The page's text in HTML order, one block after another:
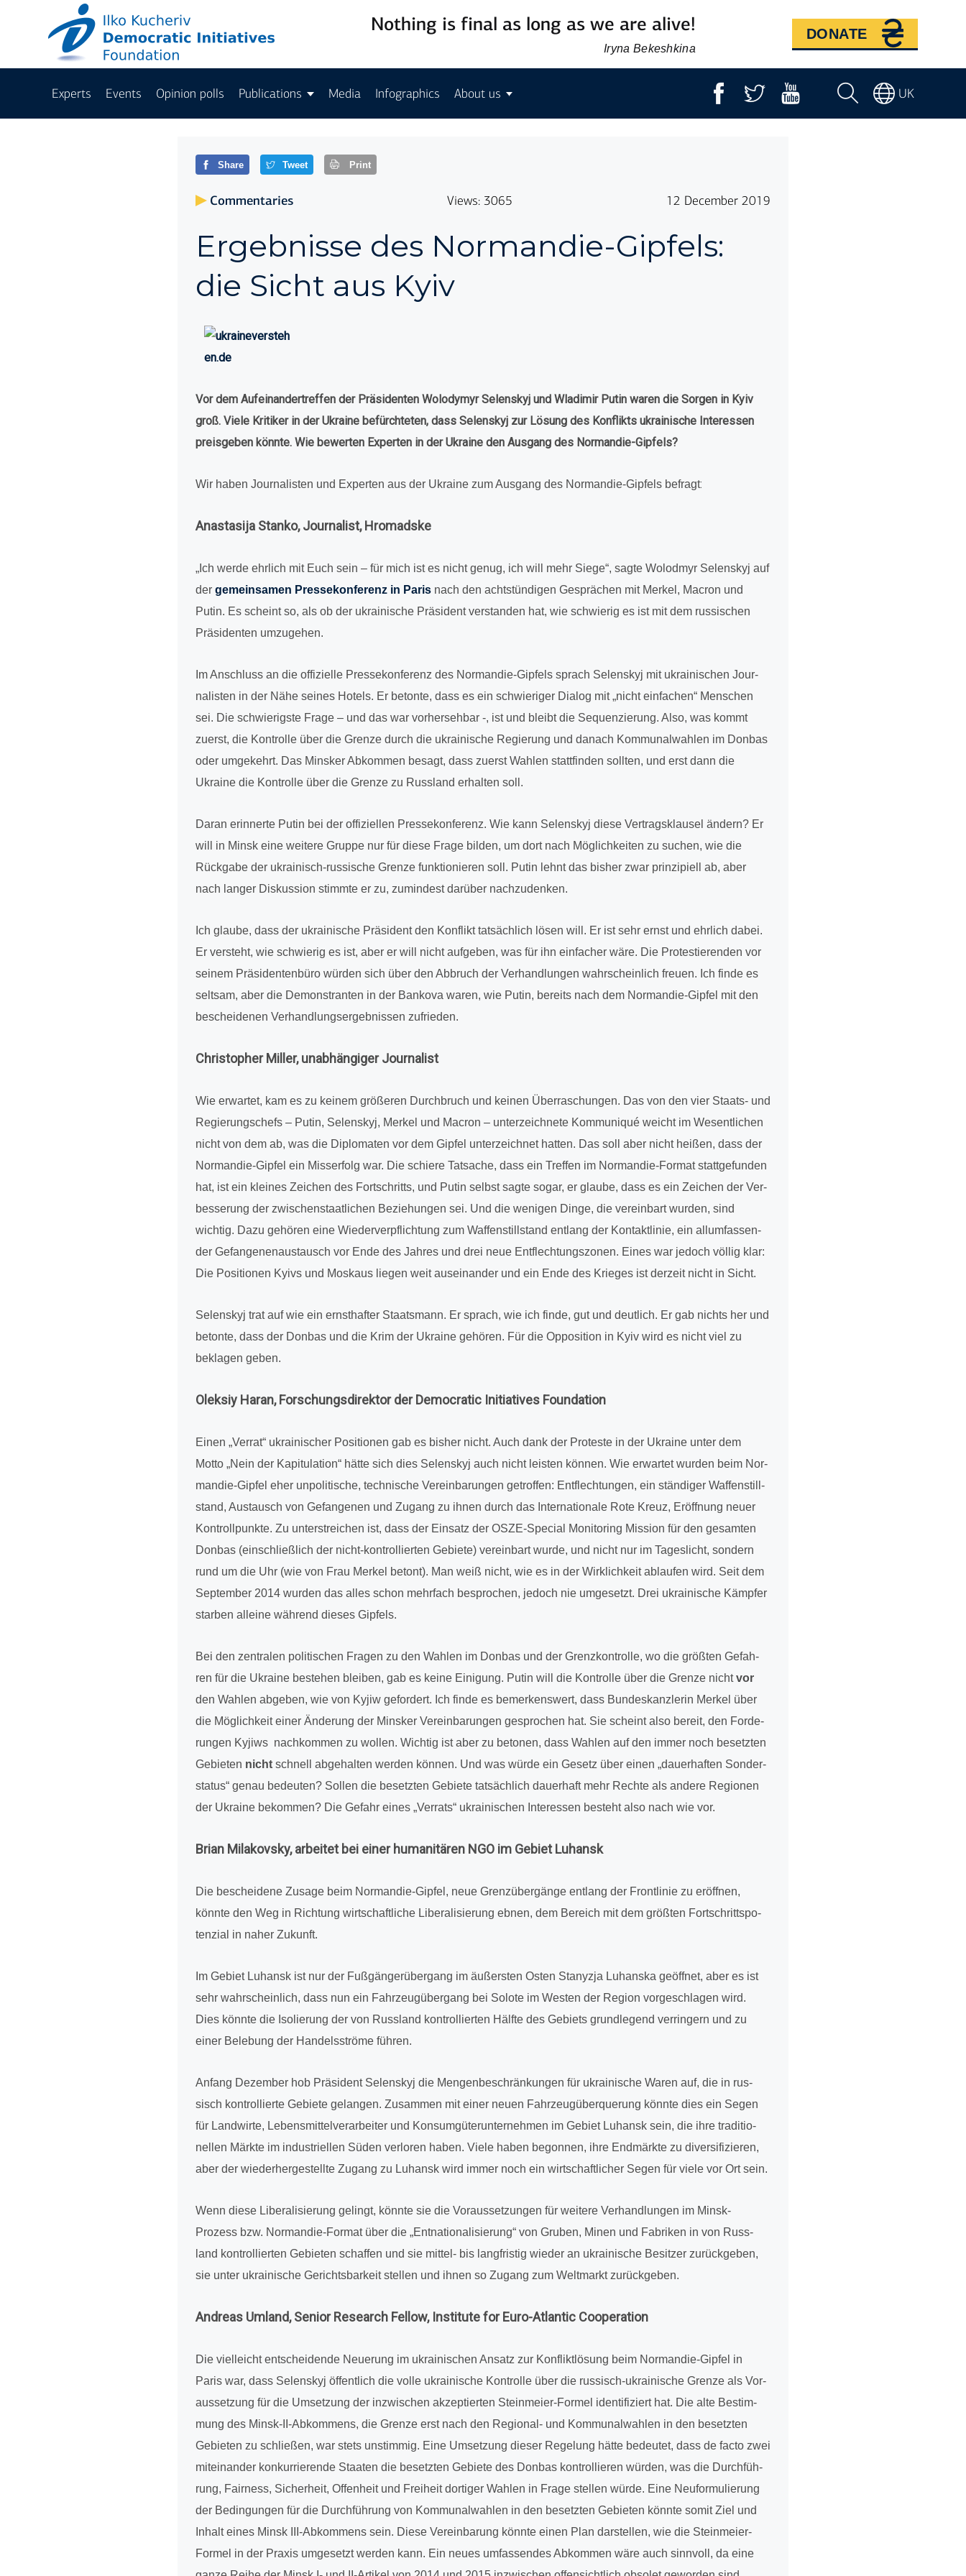
Nothing is final as long as we are alive!
Iryna Bekeshkina
DONATE
Experts Events Opinion polls Publications Media Infographics About us UK
Share Tweet Print
Commentaries Views: 3065 12 December 2019
Ergeb­nisse des Nor­man­die-Gipfels:
die Sicht aus Kyiv
Vor dem Auf­ein­an­der­tref­fen der Prä­si­den­ten Wolo­dy­myr Selen­skyj und Wla­di­mir Putin waren die Sorgen in Kyiv
groß. Viele Kri­ti­ker in der Ukraine befürch­te­ten, dass Selen­skyj zur Lösung des Kon­flikts ukrai­ni­sche Inter­es­sen
preis­ge­ben könnte. Wie bewer­ten Exper­ten in der Ukraine den Ausgang des Nor­man­die-Gipfels?
Wir haben Jour­na­lis­ten und Exper­ten aus der Ukraine zum Ausgang des Nor­man­die-Gipfels befragt:
Ana­sta­sija Stanko, Jour­na­list, Hromadske
„Ich werde ehrlich mit Euch sein – für mich ist es nicht genug, ich will mehr Siege“, sagte Wolod­myr Selen­skyj auf
der gemein­sa­men Pres­se­kon­fe­renz in Paris nach den acht­stün­di­gen Gesprä­chen mit Merkel, Macron und
Putin. Es scheint so, als ob der ukrai­ni­sche Prä­si­dent ver­stan­den hat, wie schwie­rig es ist mit dem rus­si­schen
Prä­si­den­ten umzu­ge­hen.
Im Anschluss an die offi­zi­elle Pres­se­kon­fe­renz des Nor­man­die-Gipfels sprach Selen­skyj mit ukrai­ni­schen Jour­
na­lis­ten in der Nähe seines Hotels. Er betonte, dass es ein schwie­ri­ger Dialog mit „nicht ein­fa­chen“ Men­schen
sei. Die schwie­rigste Frage – und das war vor­her­seh­bar -, ist und bleibt die Sequen­zie­rung. Also, was kommt
zuerst, die Kon­trolle über die Grenze durch die ukrai­ni­sche Regie­rung und danach Kom­mu­nal­wah­len im Donbas
oder umge­kehrt. Das Minsker Abkom­men besagt, dass zuerst Wahlen statt­fin­den sollten, und erst dann die
Ukraine die Kon­trolle über die Grenze zu Russ­land erhal­ten soll.
Daran erin­nerte Putin bei der offi­zi­el­len Pres­se­kon­fe­renz. Wie kann Selen­skyj diese Ver­trags­klau­sel ändern? Er
will in Minsk eine weitere Gruppe nur für diese Frage bilden, um dort nach Mög­lich­kei­ten zu suchen, wie die
Rück­gabe der ukrai­nisch-rus­si­sche Grenze funk­tio­nie­ren soll. Putin lehnt das bisher zwar prin­zi­pi­ell ab, aber
nach langer Dis­kus­sion stimmte er zu, zumin­dest darüber nach­zu­den­ken.
Ich glaube, dass der ukrai­ni­sche Prä­si­dent den Kon­flikt tat­säch­lich lösen will. Er ist sehr ernst und ehrlich dabei.
Er ver­steht, wie schwie­rig es ist, aber er will nicht auf­ge­ben, was für ihn ein­fa­cher wäre. Die Pro­tes­tie­ren­den vor
seinem Prä­si­den­ten­büro würden sich über den Abbruch der Ver­hand­lun­gen wahr­schein­lich freuen. Ich finde es
seltsam, aber die Demons­tran­ten in der Bankova waren, wie Putin, bereits nach dem Nor­man­die-Gipfel mit den
beschei­de­nen Ver­hand­lungs­er­geb­nis­sen zufrie­den.
Chris­to­pher Miller, unab­hän­gi­ger Jour­na­list
Wie erwar­tet, kam es zu keinem grö­ße­ren Durch­bruch und keinen Über­ra­schun­gen. Das von den vier Staats- und
Regie­rungs­chefs – Putin, Selen­skyj, Merkel und Macron – unter­zeich­nete Kom­mu­ni­qué weicht im Wesent­li­chen
nicht von dem ab, was die Diplo­ma­ten vor dem Gipfel unter­zeich­net hatten. Das soll aber nicht heißen, dass der
Nor­man­die-Gipfel ein Miss­erfolg war. Die schiere Tat­sa­che, dass ein Treffen im Nor­man­die-Format statt­ge­fun­den
hat, ist ein kleines Zeichen des Fort­schritts, und Putin selbst sagte sogar, er glaube, dass es ein Zeichen der Ver­
bes­se­rung der zwi­schen­staat­li­chen Bezie­hun­gen sei. Und die wenigen Dinge, die ver­ein­bart wurden, sind
wichtig. Dazu gehören eine Wie­der­ver­pflich­tung zum Waf­fen­still­stand entlang der Kon­takt­li­nie, ein all­um­fas­sen­
der Gefan­ge­nen­aus­tausch vor Ende des Jahres und drei neue Ent­flech­tungs­zo­nen. Eines war jedoch völlig klar:
Die Posi­tio­nen Kyivs und Moskaus liegen weit aus­ein­an­der und ein Ende des Krieges ist derzeit nicht in Sicht.
Selen­skyj trat auf wie ein ernst­haf­ter Staats­mann. Er sprach, wie ich finde, gut und deut­lich. Er gab nichts her und
betonte, dass der Donbas und die Krim der Ukraine gehören. Für die Oppo­si­tion in Kyiv wird es nicht viel zu
bekla­gen geben.
Oleksiy Haran, For­schungs­di­rek­tor der Demo­cra­tic Initia­ti­ves Foun­da­tion
Einen „Verrat“ ukrai­ni­scher Posi­tio­nen gab es bisher nicht. Auch dank der Pro­teste in der Ukraine unter dem
Motto „Nein der Kapi­tu­la­tion“ hätte sich dies Selen­skyj auch nicht leisten können. Wie erwar­tet wurden beim Nor­
man­die-Gipfel eher unpo­li­ti­sche, tech­ni­sche Ver­ein­ba­run­gen getrof­fen: Ent­flech­tun­gen, ein stän­di­ger Waf­fen­still­
stand, Aus­tausch von Gefan­ge­nen und Zugang zu ihnen durch das Inter­na­tio­nale Rote Kreuz, Eröff­nung neuer
Kon­troll­punkte. Zu unter­strei­chen ist, dass der Einsatz der OSZE-Special Moni­to­ring Mission für den gesam­ten
Donbas (ein­schließ­lich der nicht-kon­trol­lier­ten Gebiete) ver­ein­bart wurde, und nicht nur im Tages­licht, sondern
rund um die Uhr (wie von Frau Merkel betont). Man weiß nicht, wie es in der Wirk­lich­keit ablau­fen wird. Seit dem
Sep­tem­ber 2014 wurden das alles schon mehr­fach bespro­chen, jedoch nie umge­setzt. Drei ukrai­ni­sche Kämpfer
starben alleine während dieses Gipfels.
Bei den zen­tra­len poli­ti­schen Fragen zu den Wahlen im Donbas und der Grenz­kon­trolle, wo die größten Gefah­
ren für die Ukraine bestehen bleiben, gab es keine Eini­gung. Putin will die Kon­trolle über die Grenze nichtvor
den Wahlen abgeben, wie von Kyjiw gefor­dert. Ich finde es bemer­kens­wert, dass Bun­des­kanz­le­rin Merkel über
die Mög­lich­keit einer Ände­rung der Minsker Ver­ein­ba­run­gen gespro­chen hat. Sie scheint also bereit, den For­de­
run­gen Kyjiws nach­kom­men zu wollen. Wichtig ist aber zu betonen, dass Wahlen auf den immer noch besetz­ten
Gebie­ten nicht schnell abge­hal­ten werden können. Und was würde ein Gesetz über einen „dau­er­haf­ten Son­der­
sta­tus“ genau bedeu­ten? Sollen die besetz­ten Gebiete tat­säch­lich dau­er­haft mehr Rechte als andere Regio­nen
der Ukraine bekom­men? Die Gefahr eines „Verrats“ ukrai­ni­schen Inter­es­sen besteht also nach wie vor.
Brian Mila­kovsky, arbei­tet bei einer huma­ni­tä­ren NGO im Gebiet Luhansk
Die beschei­dene Zusage beim Nor­man­die-Gipfel, neue Grenz­über­gänge entlang der Front­li­nie zu eröff­nen,
könnte den Weg in Rich­tung wirt­schaft­li­che Libe­ra­li­sie­rung ebnen, dem Bereich mit dem größten Fort­schritts­po­
ten­zial in naher Zukunft.
Im Gebiet Luhansk ist nur der Fuß­gän­ger­über­gang im äußers­ten Osten Stanyzja Luhanska geöff­net, aber es ist
sehr wahr­schein­lich, dass nun ein Fahr­zeug­über­gang bei Solote im Westen der Region vor­ge­schla­gen wird.
Dies könnte die Iso­lie­rung der von Russ­land kon­trol­lier­ten Hälfte des Gebiets grund­le­gend ver­rin­gern und zu
einer Bele­bung der Han­dels­ströme führen.
Anfang Dezem­ber hob Prä­si­dent Selen­skyj die Men­gen­be­schrän­kun­gen für ukrai­ni­sche Waren auf, die in rus­
sisch kon­trol­lierte Gebiete gelan­gen. Zusam­men mit einer neuen Fahr­zeug­über­que­rung könnte dies ein Segen
für Land­wirte, Lebens­mit­tel­ver­ar­bei­ter und Kon­sum­gü­ter­un­ter­neh­men im Gebiet Luhansk sein, die ihre tra­di­tio­
nel­len Märkte im indus­tri­el­len Süden ver­lo­ren haben. Viele haben begon­nen, ihre End­märkte zu diver­si­fi­zie­ren,
aber der wie­der­her­ge­stellte Zugang zu Luhansk wird immer noch ein wirt­schaft­li­cher Segen für viele vor Ort sein.
Wenn diese Libe­ra­li­sie­rung gelingt, könnte sie die Vor­aus­set­zun­gen für weitere Ver­hand­lun­gen im Minsk-
Prozess bzw. Nor­man­die-Format über die „Ent­na­tio­na­li­sie­rung“ von Gruben, Minen und Fabri­ken in von Russ­
land kon­trol­lier­ten Gebie­ten schaf­fen und sie mittel- bis lang­fris­tig wieder an ukrai­ni­sche Besit­zer zurück­ge­ben,
sie unter ukrai­ni­sche Gerichts­bar­keit stellen und ihnen so Zugang zum Welt­markt zurück­ge­ben.
Andreas Umland, Senior Rese­arch Fellow, Insti­tute for Euro-Atlan­tic Coope­ra­tion
Die viel­leicht ent­schei­dende Neue­rung im ukrai­ni­schen Ansatz zur Kon­flikt­lö­sung beim Nor­man­die-Gipfel in
Paris war, dass Selen­skyj öffent­lich die volle ukrai­ni­sche Kon­trolle über die rus­sisch-ukrai­ni­sche Grenze als Vor­
aus­set­zung für die Umset­zung der inzwi­schen akzep­tier­ten Stein­meier-Formel iden­ti­fi­ziert hat. Die alte Bestim­
mung des Minsk-II-Abkom­mens, die Grenze erst nach den Regio­nal- und Kom­mu­nal­wah­len in den besetz­ten
Gebie­ten zu schlie­ßen, war stets unstim­mig. Eine Umset­zung dieser Rege­lung hätte bedeu­tet, dass de facto zwei
mit­ein­an­der kon­kur­rie­rende Staaten die besetz­ten Gebiete des Donbas kon­trol­lie­ren würden, was die Durch­füh­
rung, Fair­ness, Sicher­heit, Offen­heit und Frei­heit dor­ti­ger Wahlen in Frage stellen würde. Eine Neu­for­mu­lie­rung
der Bedin­gun­gen für die Durch­füh­rung von Kom­mu­nal­wah­len in den besetz­ten Gebie­ten könnte somit Ziel und
Inhalt eines Minsk III-Abkom­mens sein. Diese Ver­ein­ba­rung könnte einen Plan dar­stel­len, wie die Stein­meier-
Formel in der Praxis umge­setzt werden kann. Ein neues umfas­sen­des Abkom­men wäre auch sinn­voll, da eine